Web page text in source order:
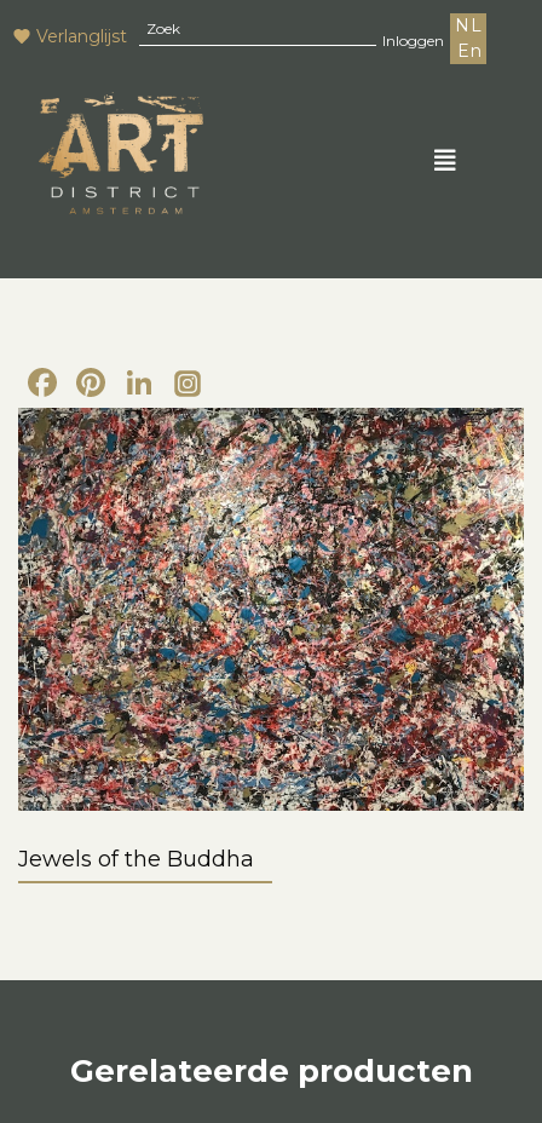
Verlanglijst Inloggen
NL
En
Facebook
Pinterest
LinkedIn
Jewels of the Buddha
Gerelateerde producten